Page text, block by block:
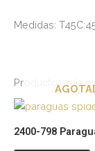
Medidas:
Productos
2400-798